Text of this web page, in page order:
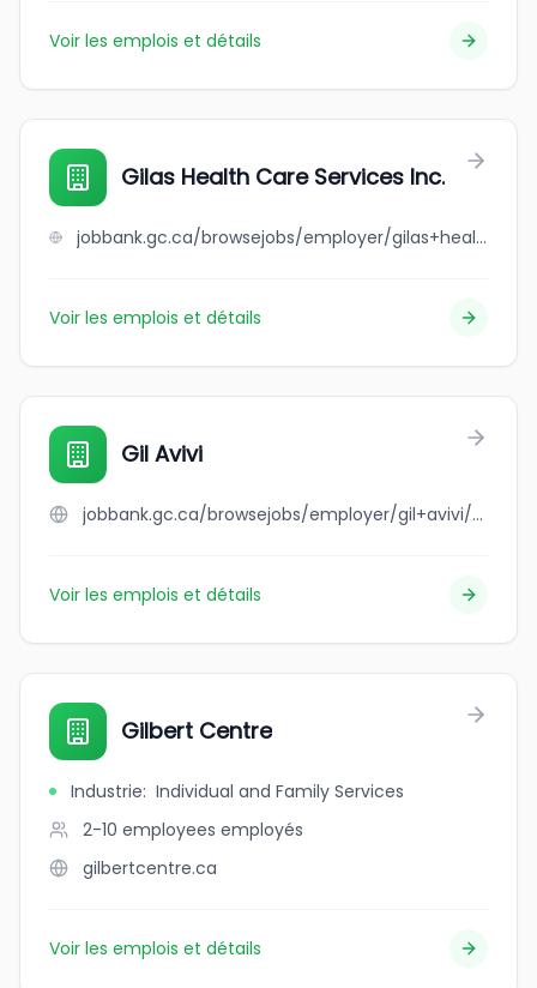
Voir les emplois et détails
Gilas Health Care Services Inc.
jobbank.gc.ca/browsejobs/employer/gilas+health+care+services+inc./ca
Voir les emplois et détails
Gil Avivi
jobbank.gc.ca/browsejobs/employer/gil+avivi/ca
Voir les emplois et détails
Gilbert Centre
Industrie: Individual and Family Services
2-10 employees employés
gilbertcentre.ca
Voir les emplois et détails